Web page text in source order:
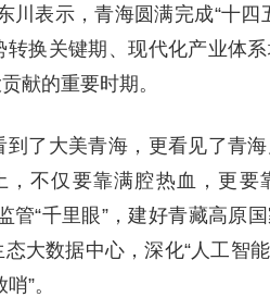
川表示，青海圆满完成“十四
转换关键期、现代化产业体
献的重要时期。
了大美青海，更看见了青
，不仅要靠满腔热血，更要
管“千里眼”，建好青藏高原
大数据中心，深化“人工智
”。